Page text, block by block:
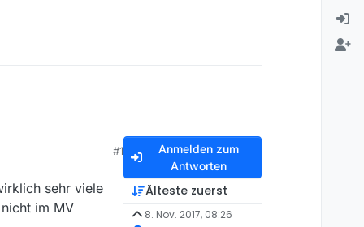
#1
sehr viele
im MV
Anmelden zum
Antworten
Älteste zuerst
8. Nov. 2017, 08:26